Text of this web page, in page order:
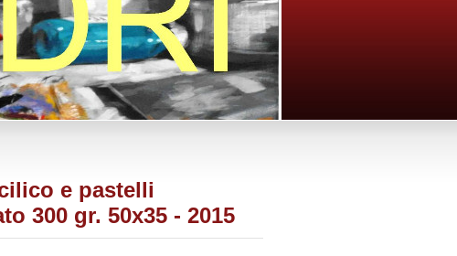
e pastelli
300 gr. 50x35 - 2015